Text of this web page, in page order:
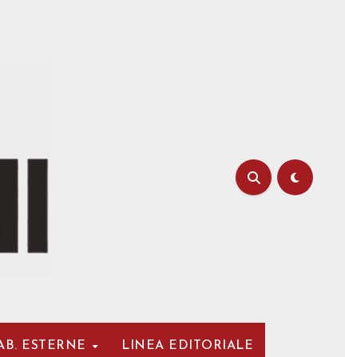
ESTERNE LINEA EDITORIALE